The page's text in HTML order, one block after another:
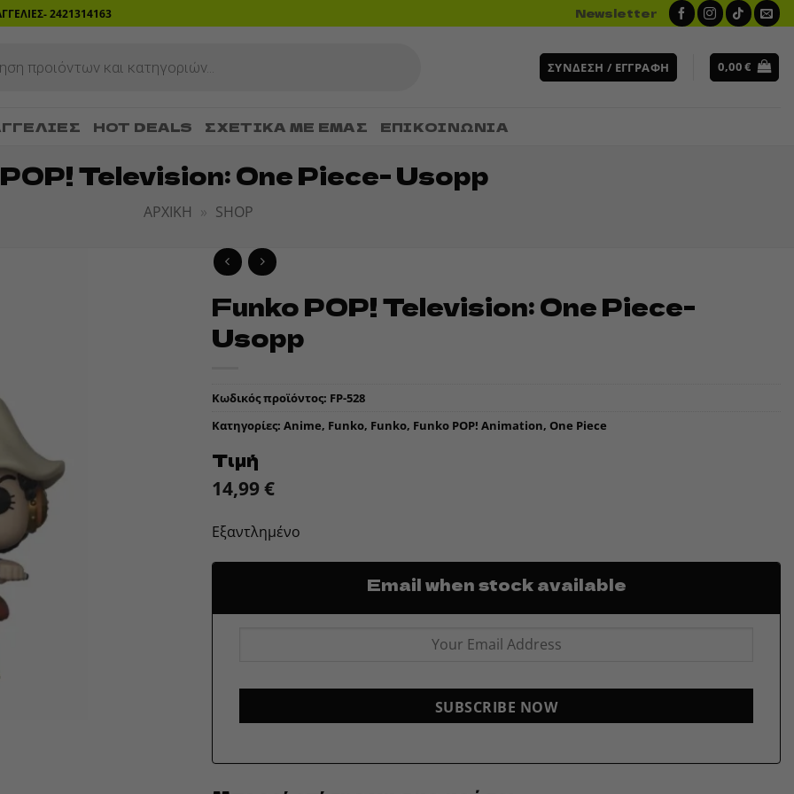
2421314163 Newsletter
ΣΎΝΔΕΣΗ / ΕΓΓΡΑΦΉ 0,00€
HOT DEALS ΣΧΕΤΙΚΆ ΜΕ ΕΜΆΣ ΕΠΙΚΟΙΝΩΝΙΑ
Television: One Piece- Usopp
ΑΡΧΙΚΉ » SHOP
Funko POP! Television: One Piece-
Usopp
Κωδικός προϊόντος: FP-528
Κατηγορίες: Anime, Funko, Funko, Funko POP! Animation, One Piece
Τιμή
14,99€
Εξαντλημένο
Email when stock available
SUBSCRIBE NOW